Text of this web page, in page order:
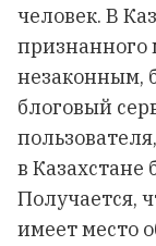
человек. В
признанного
незаконным,
блоговый
в
Получается,
имеет место